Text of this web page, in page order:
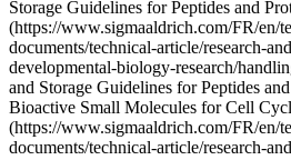
Storage Guidelines for Peptides and
(https://www.sigmaaldrich.com/FR/en/
documents/technical-article/research-
developmental-biology-research/
and Storage Guidelines for Peptides
Bioactive Small Molecules for Cell
(https://www.sigmaaldrich.com/FR/en/
documents/technical-article/research-